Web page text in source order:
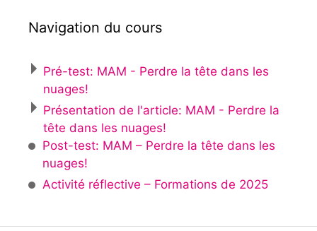
Navigation du cours
Pré-test: MAM - Perdre la tête dans les
nuages!
Présentation de l'article: MAM - Perdre la
tête dans les nuages!
Post-test: MAM – Perdre la tête dans les
nuages!
Activité réflective – Formations de 2025